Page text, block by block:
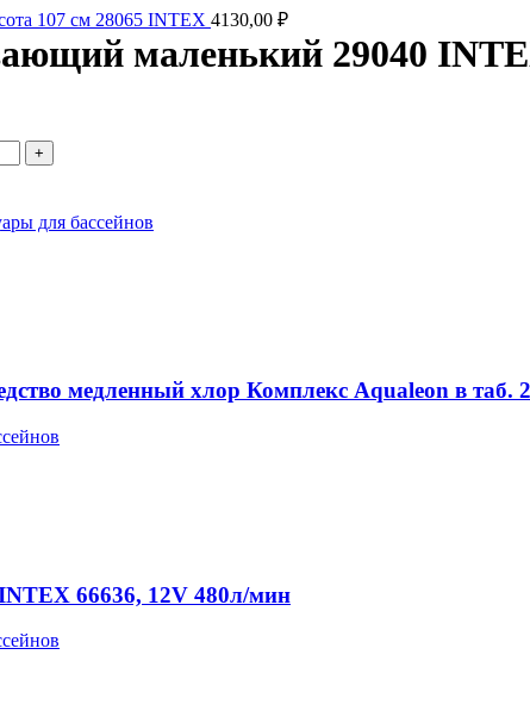
107 см 28065 INTEX 4130,00 ₽
маленький 29040
для бассейнов
медленный хлор Комплекс Aqualeon в таб.
66636, 12V 480л/мин